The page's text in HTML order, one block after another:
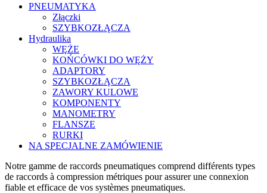
PNEUMATYKA
Złączki
SZYBKOZŁĄCZA
Hydraulika
WĘŻE
KOŃCÓWKI DO WĘŻY
ADAPTORY
SZYBKOZŁĄCZA
ZAWORY KULOWE
KOMPONENTY
MANOMETRY
FLANSZE
RURKI
NA SPECJALNE ZAMÓWIENIE
Notre gamme de raccords pneumatiques comprend différents types
de raccords à compression métriques pour assurer une connexion
fiable et efficace de vos systèmes pneumatiques.